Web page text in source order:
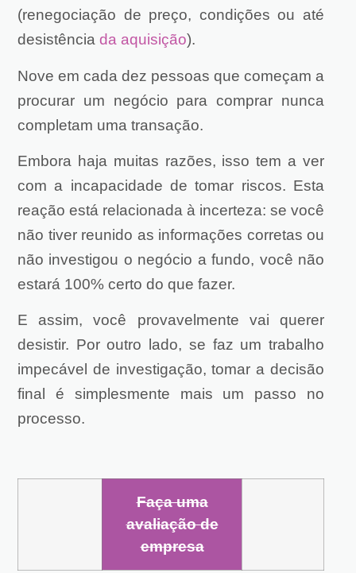
(renegociação de preço, condições ou até
desistência da aquisição).
Nove em cada dez pessoas que começam a
procurar um negócio para comprar nunca
completam uma transação.
Embora haja muitas razões, isso tem a ver
com a incapacidade de tomar riscos. Esta
reação está relacionada à incerteza: se você
não tiver reunido as informações corretas ou
não investigou o negócio a fundo, você não
estará 100% certo do que fazer.
E assim, você provavelmente vai querer
desistir. Por outro lado, se faz um trabalho
impecável de investigação, tomar a decisão
final é simplesmente mais um passo no
processo.
Faça uma
avaliação de
empresa